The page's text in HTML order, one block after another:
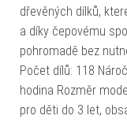
dřevěných dílků,
a díky čepovému
pohromadě bez
Počet dílů: 118
hodina Rozměr
pro děti do 3 let,